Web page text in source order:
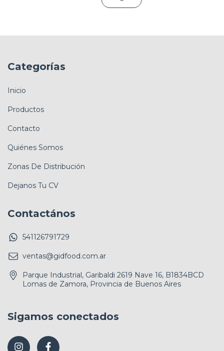
Categorías
Inicio
Productos
Contacto
Quiénes Somos
Zonas De Distribución
Dejanos Tu CV
Contactános
541126791729
ventas@gidfood.com.ar
Parque Industrial, Garibaldi 2619 Nave 16, B1834BCD
Lomas de Zamora, Provincia de Buenos Aires
Sigamos conectados